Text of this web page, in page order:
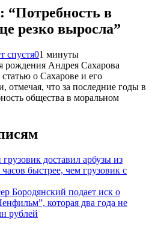
в
резко выросла”
спустя01 минуты
рождения Андрея Сахарова
о Сахарове и его
отмечая, что за последние годы в
общества в моральном
доставил арбузы из
быстрее, чем грузовик с
Бородянский подает иск о
которая два года не
рублей